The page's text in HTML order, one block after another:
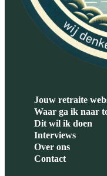
Jouw retraite
Waar ga ik naar
Dit wil ik doen
Interviews
Over ons
Contact